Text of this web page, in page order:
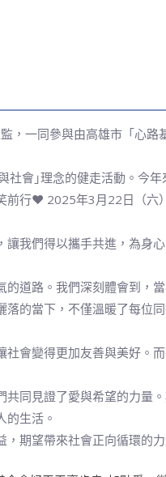
，一同參與由高雄市「心路
社會｣理念的健走活動。今
前行❤ 2025年3月22日（六
我們得以攜手共進，為身
道路。我們深刻體會到，
的當下，不僅溫暖了每位
會變得更加友善與美好。
同見證了愛與希望的力量
的生活。
期望帶來社會正向循環的